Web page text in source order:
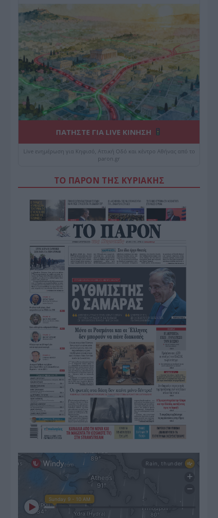
ΠΑΤΗΣΤΕ ΓΙΑ LIVE ΚΙΝΗΣΗ
Live ενημέρωση για Κηφισό, Αττική Οδό και κέντρο Αθήνας από το
paron.gr
ΤΟ ΠΑΡΟΝ ΤΗΣ ΚΥΡΙΑΚΗΣ